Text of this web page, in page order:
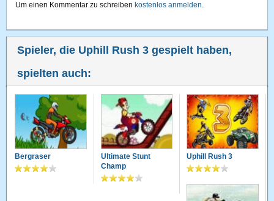
Um einen Kommentar zu schreiben kostenlos anmelden.
Spieler, die Uphill Rush 3 gespielt haben,
spielten auch:
Bergraser
Ultimate Stunt
Champ
Uphill Rush 3